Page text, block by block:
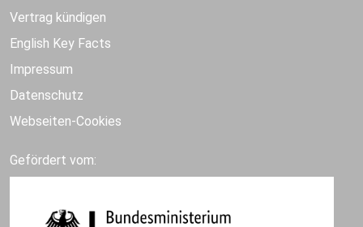
Vertrag kündigen
English Key Facts
Impressum
Datenschutz
Webseiten-Cookies
Gefördert vom: